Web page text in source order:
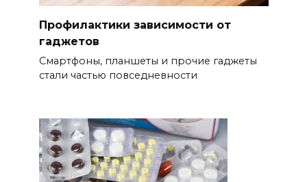
Профилактики зависимости от
гаджетов
Смартфоны, планшеты и прочие гаджеты
стали частью повседнев­ности